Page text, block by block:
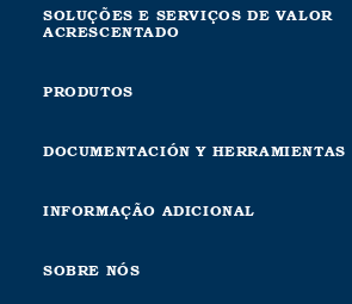
SOLUÇÕES E SERVIÇOS DE VALOR
ACRESCENTADO
PRODUTOS
DOCUMENTACIÓN Y HERRAMIENTAS
INFORMAÇÃO ADICIONAL
SOBRE NÓS